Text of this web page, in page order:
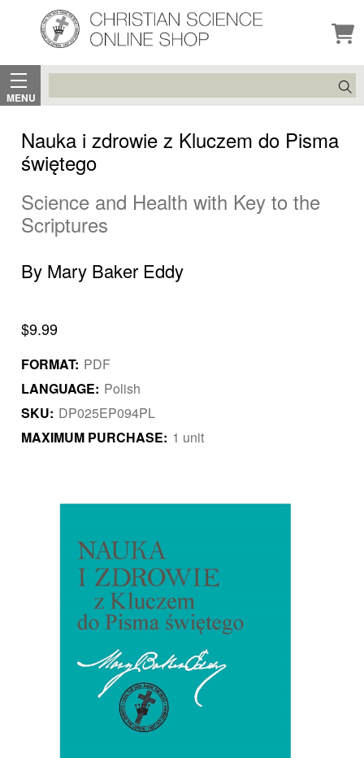
MENU
Search
Nauka i zdrowie z Kluczem do Pisma
świętego
Science and Health with Key to the
Scriptures
By Mary Baker Eddy
$9.99
FORMAT: PDF
LANGUAGE: Polish
SKU: DP025EP094PL
MAXIMUM PURCHASE: 1 unit